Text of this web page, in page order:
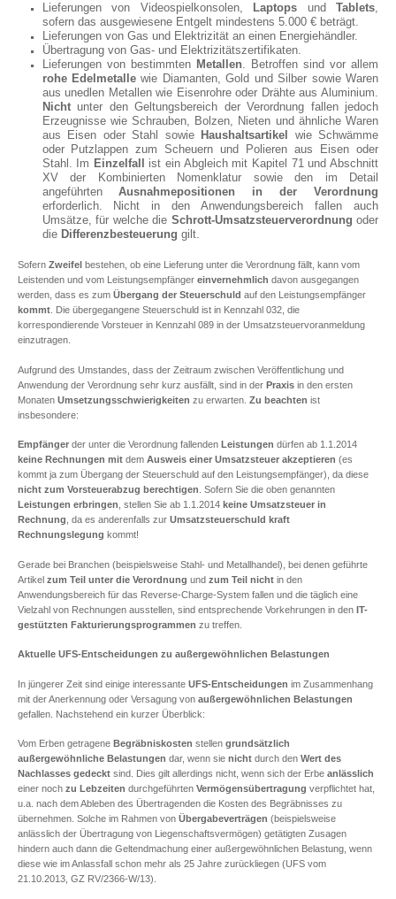
Lieferungen von Videospielkonsolen, Laptops und Tablets,
sofern das ausgewiesene Entgelt mindestens 5.000 € beträgt.
Lieferungen von Gas und Elektrizität an einen Energiehändler.
Übertragung von Gas- und Elektrizitätszertifikaten.
Lieferungen von bestimmten Metallen. Betroffen sind vor allem
rohe Edelmetallewie Diamanten, Gold und Silber sowie Waren
aus unedlen Metallen wie Eisenrohre oder Drähte aus Aluminium.
Nichtunter den Geltungsbereich der Verordnung fallen jedoch
Erzeugnisse wie Schrauben, Bolzen, Nieten und ähnliche Waren
aus Eisen oder Stahl sowie Haushaltsartikel
wie Schwämme
oder Putzlappen zum Scheuern und Polieren aus Eisen oder
Stahl. Im Einzelfall
ist ein Abgleich mit Kapitel 71 und Abschnitt
XV der Kombinierten Nomenklatur sowie den im Detail
angeführtenAusnahmepositionen
in der Verordnung
erforderlich. Nicht in den Anwendungsbereich fallen auch
Umsätze, für welche die Schrott-Umsatzsteuerverordnung oder
die Differenzbesteuerung gilt.
Sofern Zweifel bestehen, ob eine Lieferung unter die Verordnung fällt, kann vom
Leistenden und vom Leistungsempfänger einvernehmlich davon ausgegangen
werden, dass es zum Übergang der Steuerschuld auf den Leistungsempfänger
kommt . Die übergegangene Steuerschuld ist in Kennzahl 032, die
korrespondierende Vorsteuer in Kennzahl 089 in der Umsatzsteuervoranmeldung
einzutragen.
Aufgrund des Umstandes, dass der Zeitraum zwischen Veröffentlichung und
Anwendung der Verordnung sehr kurz ausfällt, sind in der Praxis in den ersten
Monaten Umsetzungsschwierigkeiten zu erwarten. Zu beachten ist
insbesondere:
Empfänger der unter die Verordnung fallenden Leistungen dürfen ab 1.1.2014
keine Rechnungen mit dem Ausweis einer Umsatzsteuer akzeptieren (es
kommt ja zum Übergang der Steuerschuld auf den Leistungsempfänger), da diese
nicht zum Vorsteuerabzug berechtigen . Sofern Sie die oben genannten
Leistungen erbringen , stellen Sie ab 1.1.2014 keine Umsatzsteuer in
Rechnung , da es anderenfalls zur Umsatzsteuerschuld kraft
Rechnungslegung kommt!
Gerade bei Branchen (beispielsweise Stahl- und Metallhandel), bei denen geführte
Artikel zum Teil unter die Verordnung und zum Teil nicht in den
Anwendungsbereich für das Reverse-Charge-System fallen und die täglich eine
Vielzahl von Rechnungen ausstellen, sind entsprechende Vorkehrungen in den IT-
gestützten Fakturierungsprogrammen zu treffen.
Aktuelle UFS-Entscheidungen zu außergewöhnlichen Belastungen
In jüngerer Zeit sind einige interessante UFS-Entscheidungen im Zusammenhang
mit der Anerkennung oder Versagung von außergewöhnlichen Belastungen
gefallen. Nachstehend ein kurzer Überblick:
Vom Erben getragene Begräbniskosten stellen grundsätzlich
außergewöhnliche Belastungen dar, wenn sie nicht durch den Wert des
Nachlasses gedeckt sind. Dies gilt allerdings nicht, wenn sich der Erbe anlässlich
einer noch zu Lebzeiten durchgeführten Vermögensübertragung verpflichtet hat,
u.a. nach dem Ableben des Übertragenden die Kosten des Begräbnisses zu
übernehmen. Solche im Rahmen von Übergabeverträgen (beispielsweise
anlässlich der Übertragung von Liegenschaftsvermögen) getätigten Zusagen
hindern auch dann die Geltendmachung einer außergewöhnlichen Belastung, wenn
diese wie im Anlassfall schon mehr als 25 Jahre zurückliegen (UFS vom
21.10.2013, GZ RV/2366-W/13).